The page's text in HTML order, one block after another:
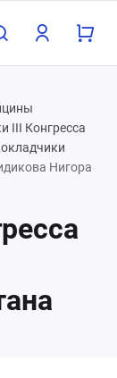
III Конгресса
Нигора